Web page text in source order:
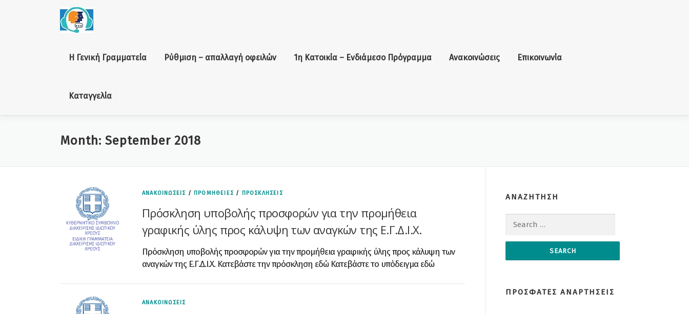
Η Γενική Γραμματεία Ρύθμιση – απαλλαγή οφειλών 1η Κατοικία – Ενδιάμεσο Πρόγραμμα Ανακοινώσεις Επικοινωνία
Καταγγελία
Month: September 2018
ΑΝΑΚΟΙΝΩΣΕΙΣ / ΠΡΟΜΗΘΕΙΕΣ / ΠΡΟΣΚΛΗΣΕΙΣ
Πρόσκληση υποβολής προσφορών για την προμήθεια
γραφικής ύλης προς κάλυψη των αναγκών της Ε.Γ.Δ.Ι.Χ.
Πρόσκληση υποβολής προσφορών για την προμήθεια γραφικής ύλης προς κάλυψη των
αναγκών της Ε.Γ.Δ.Ι.Χ. Κατεβάστε την πρόσκληση εδώ Κατεβάστε το υπόδειγμα εδώ
ΑΝΑΚΟΙΝΩΣΕΙΣ
ΑΝΑΖΗΤΗΣΗ
Search for:
ΠΡΟΣΦΑΤΕΣ ΑΝΑΡΤΗΣΕΙΣ